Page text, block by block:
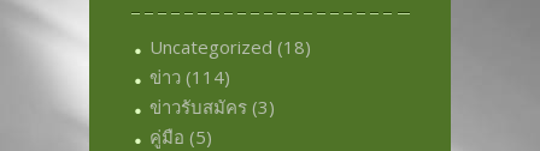
Uncategorized (18)
ข่าว (114)
ข่าวรับสมัคร (3)
คู่มือ (5)